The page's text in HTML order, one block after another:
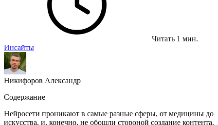
Читать 1 мин.
Инсайты
Никифоров Александр
Содержание
Нейросети проникают в самые разные сферы, от медицины до
искусства, и, конечно, не обошли стороной создание контента.